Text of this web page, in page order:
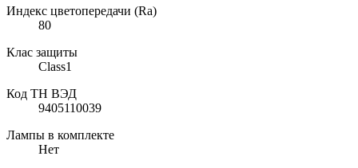
Индекс цветопередачи (Ra)
80
Клас защиты
Class1
Код ТН ВЭД
9405110039
Лампы в комплекте
Нет